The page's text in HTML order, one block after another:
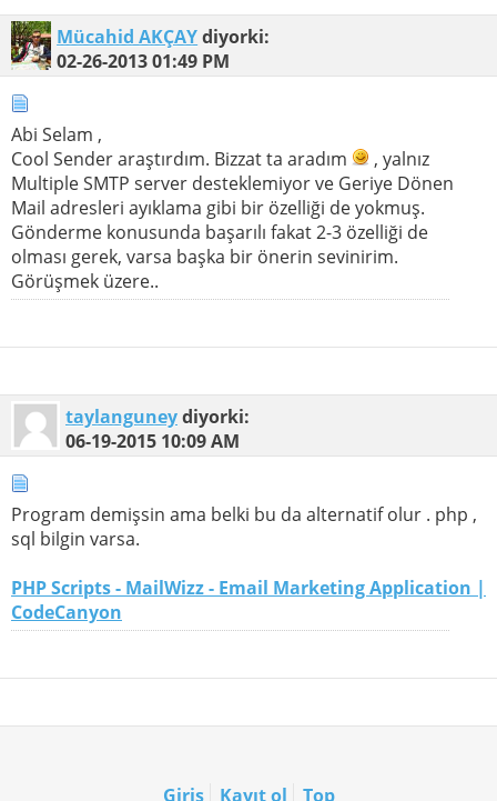
Mücahid AKÇAYdiyorki:
02-26-201301:49 PM
Abi Selam ,
Cool Sender araştırdım. Bizzat ta aradım
, yalnız
Multiple SMTP server desteklemiyor ve Geriye Dönen
Mail adresleri ayıklama gibi bir özelliği de yokmuş.
Gönderme konusunda başarılı fakat 2-3 özelliği de
olması gerek, varsa başka bir önerin sevinirim.
Görüşmek üzere..
taylanguneydiyorki:
06-19-2015 10:09 AM
Program demişsin ama belki bu da alternatif olur . php ,
sql bilgin varsa.
PHP Scripts - MailWizz - Email Marketing Application |
CodeCanyon
Giriş Kayıt ol Top